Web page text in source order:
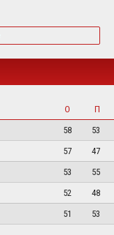
О
П
58
53
57
47
53
55
52
48
51 53